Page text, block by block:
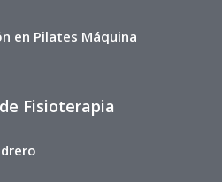
en Pilates Máquina
Fisioterapia